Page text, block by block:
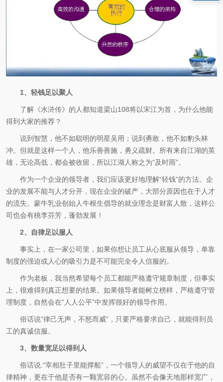
1、轻钱足以聚人
了解《水浒传》的人都知道梁山108将以宋江为首，为什么他能
得到大家的推荐？
说到智慧，他不如聪明的明星吴用；说到勇敢，他不如豹头林
冲。但就是这样一个人，他乐善善施，勇义疏财。所有来自江湖的英
雄，无论高低，都会被收留，所以江湖人称之为“及时雨”。
作为一个企业的领导者，我们应该更好地理解“轻钱”的方法。企
业的发展不能与人才分开，现在企业的破产，大部分原因也在于人才
的流失。蒙牛乳业创始人牛根生倡导的就业理念是财富人散，这样公
司也会有桃李芬芳，蓬勃发展！
2、自律足以服人
事实上，在一家公司里，如果你想让员工从心底服从领导，单靠
制度的强迫或人心的吸引力是不可能完全令人信服的。
作为老板，我当然希望每个员工都能严格遵守规章制度，但事实
上，很难得到真正想要的结果。如果领导者能树立榜样，严格遵守管
理制度，自然会在“人人公平”中发挥很好的领导作用。
俗话说“律己无声，不怒而威”，只要严格要求自己，就能得到员
工的真诚信服。
3、数量宽足以得到人
俗话说:“宰相肚子里能撑船”，一个领导人的威望不仅在于他的自
律精神，更在于他是否有一颗宽容的心。虽然不会像天地那样宽广，